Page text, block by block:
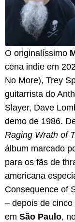
O originalíssimo
cena indie em
No More), Trey
guitarrista do
Slayer, Dave
demo de 1986.
Raging Wrath of
álbum marcado
para os fãs de
americana
Consequence of
– depois de
em São Paulo,